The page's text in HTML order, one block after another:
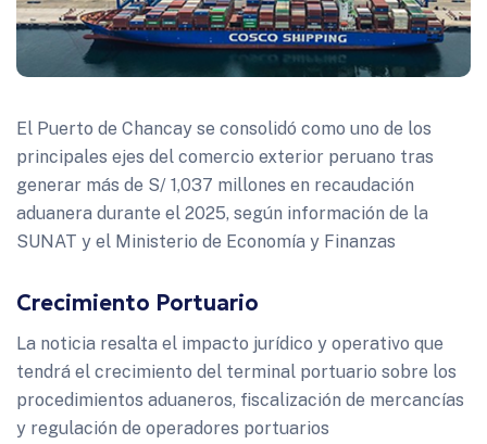
El Puerto de Chancay se consolidó como uno de los
principales ejes del comercio exterior peruano tras
generar más de S/ 1,037 millones en recaudación
aduanera durante el 2025, según información de la
SUNAT y el Ministerio de Economía y Finanzas
Crecimiento Portuario
La noticia resalta el impacto jurídico y operativo que
tendrá el crecimiento del terminal portuario sobre los
procedimientos aduaneros, fiscalización de mercancías
y regulación de operadores portuarios